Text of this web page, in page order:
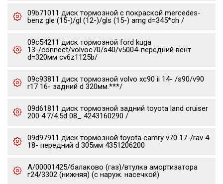
09b71011 диск тормозной с покраской mercedes-
benz gle (15-)/gl (12-)/gls (15-) amg d=345*ch /
09c54211 диск тормозной ford kuga
13-/connect/volvoc70/s40/v5004-передний вент
d=320мм cv6z1125b/
09c93811 диск тормозной volvo xc90 ii 14- /s90/v90
r17 16- задний d 320мм.***/
09d61811 диск тормозной задний toyota land cruiser
200 4.7/4.5d 08_ 4243160290 /
09d97911 диск тормозной toyota camry v70 17-/rav 4
18- передний d 305мм 4351206200
А/00001425/балаково (газ)/втулка амортизатора
г24/3302 (нижняя) (с наруж. насечкой)